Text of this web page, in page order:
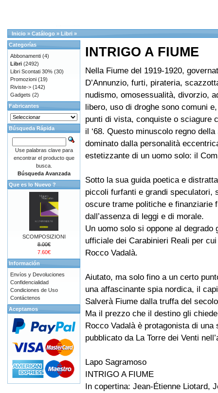
Inicio » Catálogo » Libri »
INTRIGO A FIUME
Nella Fiume del 1919-1920,
D’Annunzio, furti, pirateria,
nudismo, omosessualità, divorzio,
libero, uso di droghe sono comuni
punti di vista, conquiste o sciagure
il ‘68. Questo minuscolo regno
dominato dalla personalità
estetizzante di un uomo solo: il
Sotto la sua guida poetica e
piccoli furfanti e grandi speculatori,
oscure trame politiche e finanziarie
dall’assenza di leggi e di morale.
Un uomo solo si oppone al degrado
ufficiale dei Carabinieri Reali per
Rocco Vadalà.
Aiutato, ma solo fino a un certo
una affascinante spia nordica, il
Salverà Fiume dalla truffa del
Ma il prezzo che il destino gli
Rocco Vadalà è protagonista di
pubblicato da La Torre dei Venti
Lapo Sagramoso
INTRIGO A FIUME
In copertina: Jean-Étienne Liotard,
Categorías
Abbonamenti (4)
Libri (2492)
Libri Scontati 30% (30)
Promozioni (19)
Riviste-> (142)
Gadgets (2)
Fabricantes
Búsqueda Rápida
Use palabras clave para
encontrar el producto que
busca.
Búsqueda Avanzada
Que es lo Nuevo ?
SCOMPOSIZIONI
8.00€
7.60€
Información
Envíos y Devoluciones
Confidencialidad
Condiciones de Uso
Contáctenos
Aceptamos